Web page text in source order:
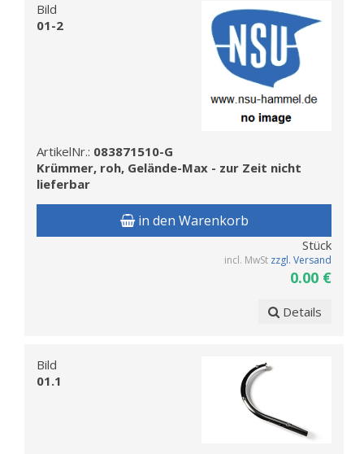
Bild
01-2
ArtikelNr.: 083871510-G
Krümmer, roh, Gelände-Max - zur Zeit nicht
lieferbar
in den Warenkorb
Stück
incl. MwSt zzgl. Versand
0.00 €
Details
Bild
01.1